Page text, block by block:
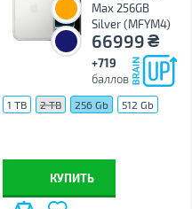
Max 256GB
Silver (MFYM4)
66999₴
+719
баллов
1 TB 2 TB 256 Gb 512 Gb
КУПИТЬ